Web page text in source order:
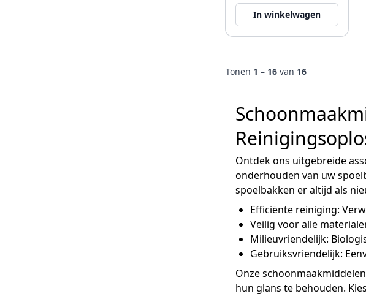
In winkelwagen
Tonen 1 – 16 van 16
Ontdek ons uitgebreide
onderhouden van uw
spoelbakken er altijd als
Efficiënte reiniging:
Veilig voor alle
Milieuvriendelijk:
Gebruiksvriendelijk:
Onze
hun glans te behouden.